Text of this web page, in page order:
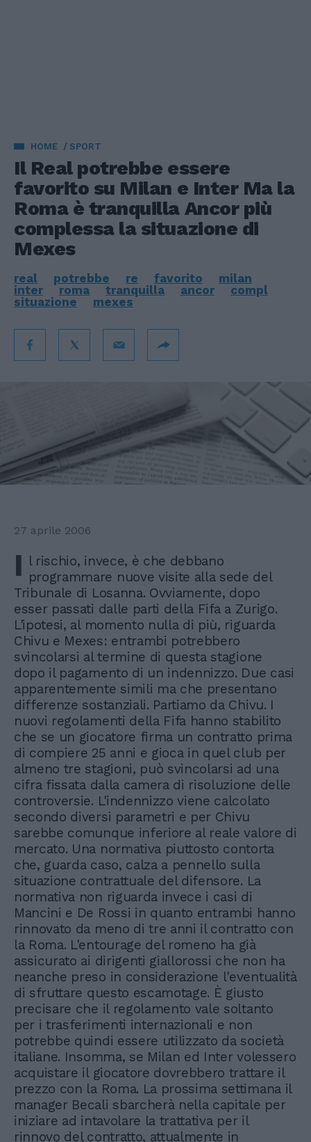
HOME SPORT
Il Real potrebbe essere
favorito su Milan e Inter Ma la
Roma è tranquilla Ancor più
complessa la situazione di
Mexes
real potrebbe re favorito
milan
inter
roma tranquilla ancor
compl
situazione
mexes
27 aprile 2006
I l rischio, invece, è che debbano
programmare nuove visite alla sede del
Tribunale di Losanna. Ovviamente, dopo
esser passati dalle parti della Fifa a Zurigo.
L'ipotesi, al momento nulla di più, riguarda
Chivu e Mexes: entrambi potrebbero
svincolarsi al termine di questa stagione
dopo il pagamento di un indennizzo. Due casi
apparentemente simili ma che presentano
differenze sostanziali. Partiamo da Chivu. I
nuovi regolamenti della Fifa hanno stabilito
che se un giocatore firma un contratto prima
di compiere 25 anni e gioca in quel club per
almeno tre stagioni, può svincolarsi ad una
cifra fissata dalla camera di risoluzione delle
controversie. L'indennizzo viene calcolato
secondo diversi parametri e per Chivu
sarebbe comunque inferiore al reale valore di
mercato. Una normativa piuttosto contorta
che, guarda caso, calza a pennello sulla
situazione contrattuale del difensore. La
normativa non riguarda invece i casi di
Mancini e De Rossi in quanto entrambi hanno
rinnovato da meno di tre anni il contratto con
la Roma. L'entourage del romeno ha già
assicurato ai dirigenti giallorossi che non ha
neanche preso in considerazione l'eventualità
di sfruttare questo escamotage. È giusto
precisare che il regolamento vale soltanto
per i trasferimenti internazionali e non
potrebbe quindi essere utilizzato da società
italiane. Insomma, se Milan ed Inter volessero
acquistare il giocatore dovrebbero trattare il
prezzo con la Roma. La prossima settimana il
manager Becali sbarcherà nella capitale per
iniziare ad intavolare la trattativa per il
rinnovo del contratto, attualmente in